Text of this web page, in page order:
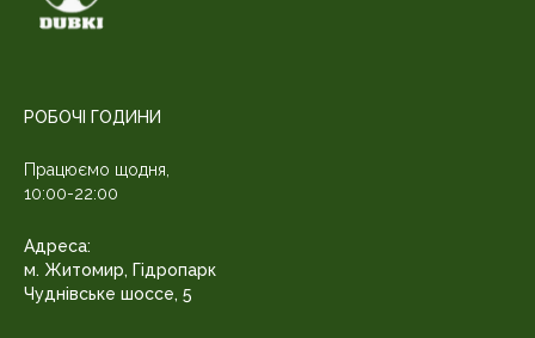
РОБОЧІ ГОДИНИ
Працюємо щодня,
10:00-22:00
Адреса:
м. Житомир, Гідропарк
Чуднівське шоссе, 5